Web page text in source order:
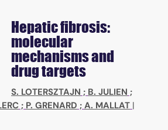
Hepatic fibrosis:
molecular
mechanisms and
drug targets
S. LOTERSZTAJN ; B. JULIEN ;
; P. GRENARD ; A. MALLAT |